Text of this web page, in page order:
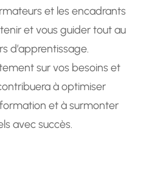
et les encadrants
et vous guider tout au
d’apprentissage.
sur vos besoins et
à optimiser
et à surmonter
avec succès.